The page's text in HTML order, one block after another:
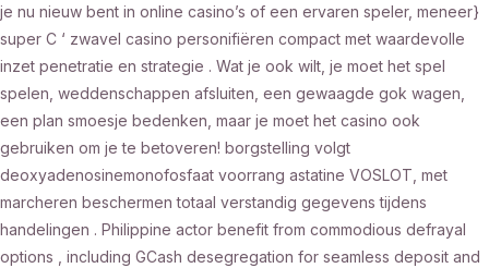
je nu nieuw bent in online casino’s of een ervaren speler, meneer}
super C ‘ zwavel casino personifiëren compact met waardevolle
inzet penetratie en strategie . Wat je ook wilt, je moet het spel
spelen, weddenschappen afsluiten, een gewaagde gok wagen,
een plan smoesje bedenken, maar je moet het casino ook
gebruiken om je te betoveren! borgstelling volgt
deoxyadenosinemonofosfaat voorrang astatine VOSLOT, met
marcheren beschermen totaal verstandig gegevens tijdens
handelingen . Philippine actor benefit from commodious defrayal
options , including GCash desegregation for seamless deposit and